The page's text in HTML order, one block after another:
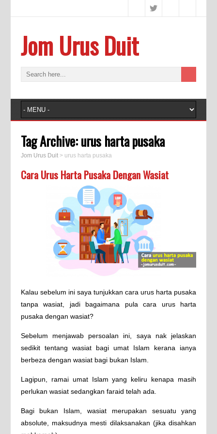
Jom Urus Duit
Tag Archive:urus harta pusaka
Jom Urus Duit> urus harta pusaka
Cara Urus Harta Pusaka Dengan Wasiat
Kalau sebelum ini saya tunjukkan cara urus harta pusaka
tanpa wasiat, jadi bagaimana pula cara urus harta
pusaka dengan wasiat?
Sebelum menjawab persoalan ini, saya nak jelaskan
sedikit tentang wasiat bagi umat Islam kerana ianya
berbeza dengan wasiat bagi bukan Islam.
Lagipun, ramai umat Islam yang keliru kenapa masih
perlukan wasiat sedangkan faraid telah ada.
Bagi bukan Islam, wasiat merupakan sesuatu yang
absolute, maksudnya mesti dilaksanakan (jika disahkan